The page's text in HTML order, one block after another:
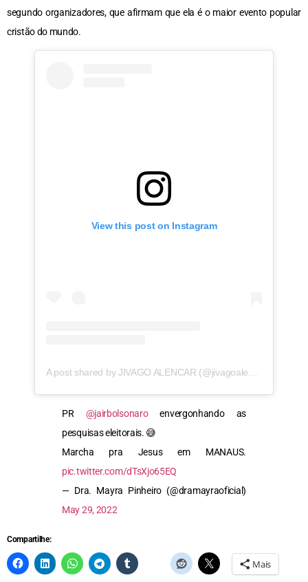
segundo organizadores, que afirmam que ela é o maior evento popular
cristão do mundo.
View this post on Instagram
A post shared by JIVAGO ALENCAR (@jivagoalencar)
PR @jairbolsonaroenvergonhando as
pesquisas eleitorais. 😅
Marcha pra Jesus em MANAUS.
pic.twitter.com/dTsXjo65EQ
— Dra. Mayra Pinheiro (@dramayraoficial)
May 29, 2022
Compartilhe:
Mais